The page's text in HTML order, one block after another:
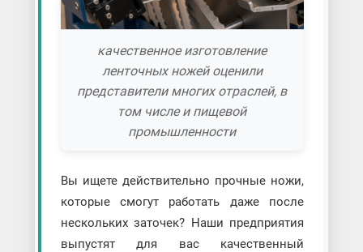
качественное изготовление
ленточных ножей оценили
представители многих отраслей, в
том числе и пищевой
промышленности
Вы ищете действительно прочные ножи,
которые смогут работать даже после
нескольких заточек? Наши предприятия
выпустят для вас качественный